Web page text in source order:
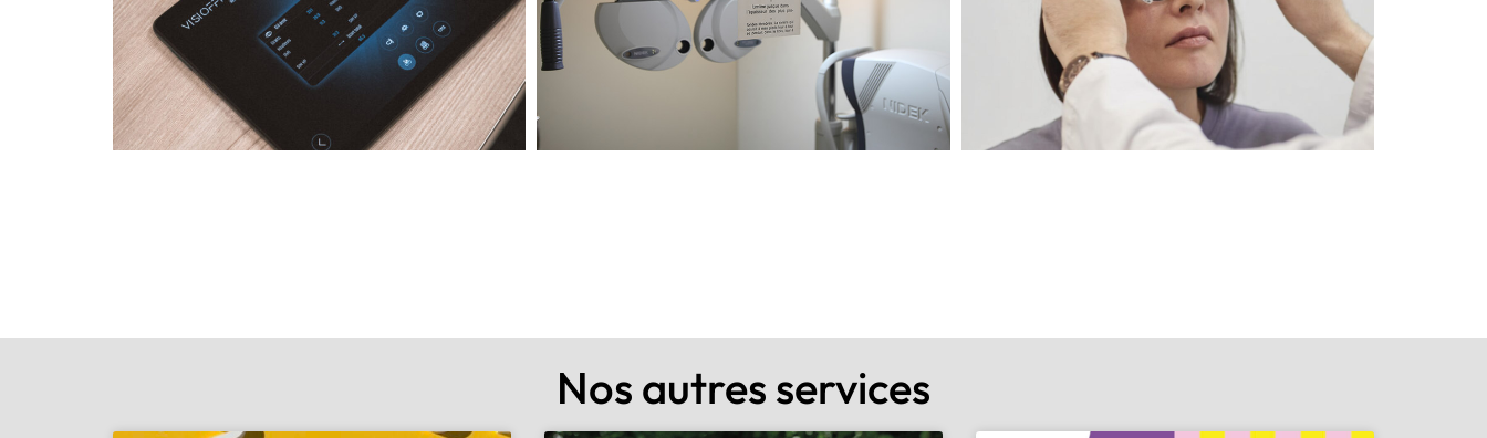
Nos autres services